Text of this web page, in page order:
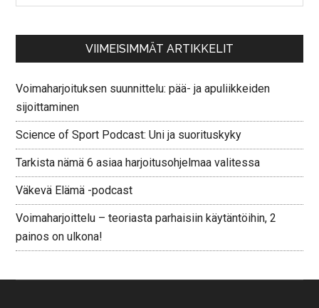
VIIMEISIMMÄT ARTIKKELIT
Voimaharjoituksen suunnittelu: pää- ja apuliikkeiden
sijoittaminen
Science of Sport Podcast: Uni ja suorituskyky
Tarkista nämä 6 asiaa harjoitusohjelmaa valitessa
Väkevä Elämä -podcast
Voimaharjoittelu – teoriasta parhaisiin käytäntöihin, 2
painos on ulkona!